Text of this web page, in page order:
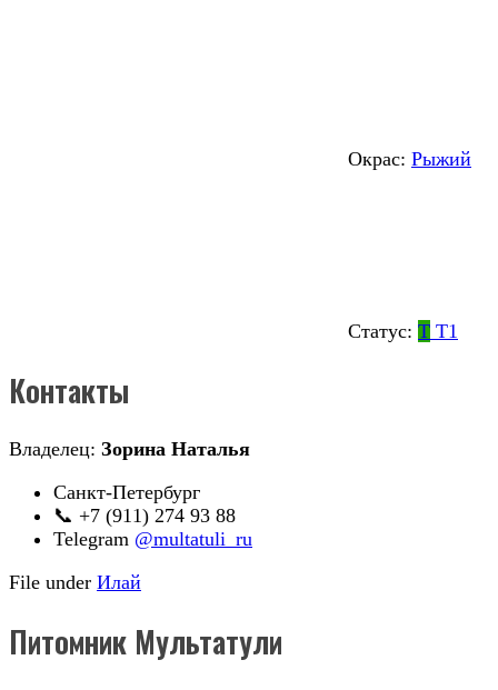
Окрас: Рыжий
Статус: Т Т1
Контакты
Владелец: Зорина Наталья
Санкт-Петербург
📞 +7 (911) 274 93 88
Telegram @multatuli_ru
File under Илай
Питомник Мультатули